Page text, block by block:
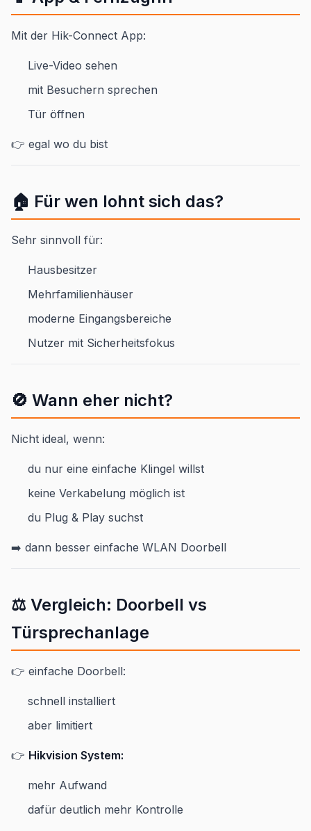
Mit der Hik-Connect App:
Live-Video sehen
mit Besuchern sprechen
Tür öffnen
👉 egal wo du bist
🏠 Für wen lohnt sich das?
Sehr sinnvoll für:
Hausbesitzer
Mehrfamilienhäuser
moderne Eingangsbereiche
Nutzer mit Sicherheitsfokus
🚫 Wann eher nicht?
Nicht ideal, wenn:
du nur eine einfache Klingel willst
keine Verkabelung möglich ist
du Plug & Play suchst
➡️ dann besser einfache WLAN Doorbell
⚖️ Vergleich: Doorbell vs
Türsprechanlage
👉 einfache Doorbell:
schnell installiert
aber limitiert
👉 Hikvision System:
mehr Aufwand
dafür deutlich mehr Kontrolle